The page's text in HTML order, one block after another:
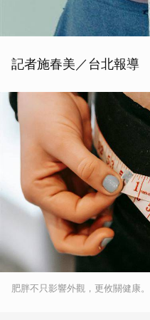
記者施春美／台北報導
肥胖不只影響外觀，更攸關健康